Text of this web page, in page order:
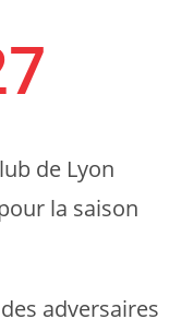
de Lyon
la saison
adversaires